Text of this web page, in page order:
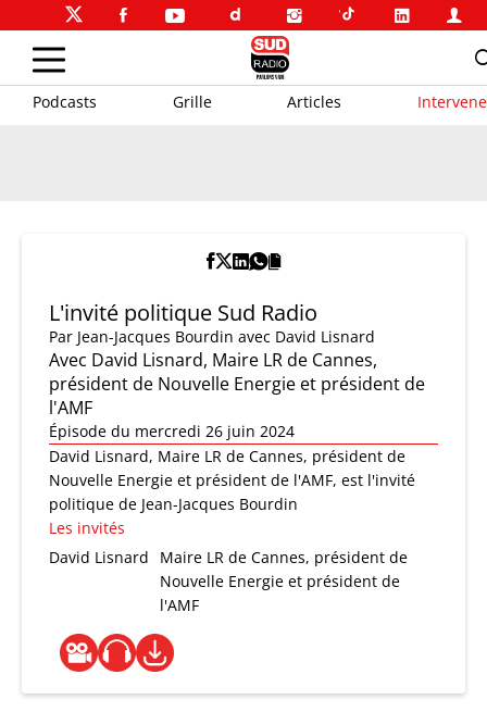
Podcasts Grille Articles
L'invité politique Sud Radio
Par Jean-Jacques Bourdin avec David Lisnard
Avec David Lisnard, Maire LR de Cannes,
président de Nouvelle Energie et président de
l'AMF
Épisode du mercredi 26 juin 2024
David Lisnard, Maire LR de Cannes, président de
Nouvelle Energie et président de l'AMF, est l'invité
politique de Jean-Jacques Bourdin
Les invités
David Lisnard
Maire LR de Cannes, président de
Nouvelle Energie et président de
l'AMF